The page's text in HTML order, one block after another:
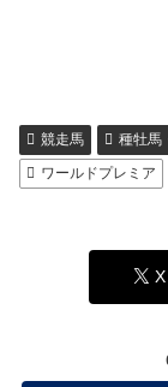
競走馬 種牡馬
ワールドプレミア
X